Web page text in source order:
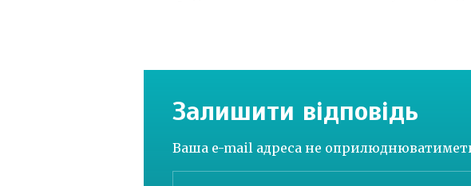
Залишити відповідь
Ваша e-mail адреса не